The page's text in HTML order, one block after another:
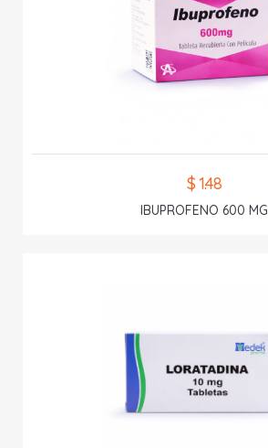
$ 1.48
IBUPROFENO 600 MG